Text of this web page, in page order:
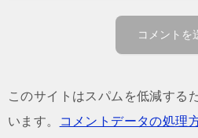
このサイトはスパムを低減する
います。
コメントデータの処理